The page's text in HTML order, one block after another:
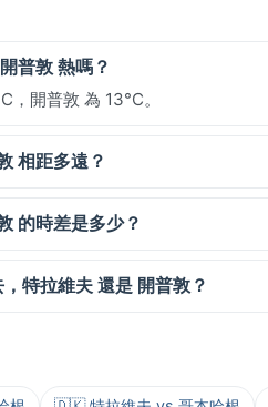
普敦 熱嗎？
，開普敦 為 13°C。
相距多遠？
的時差是多少？
特拉維夫 還是 開普敦？